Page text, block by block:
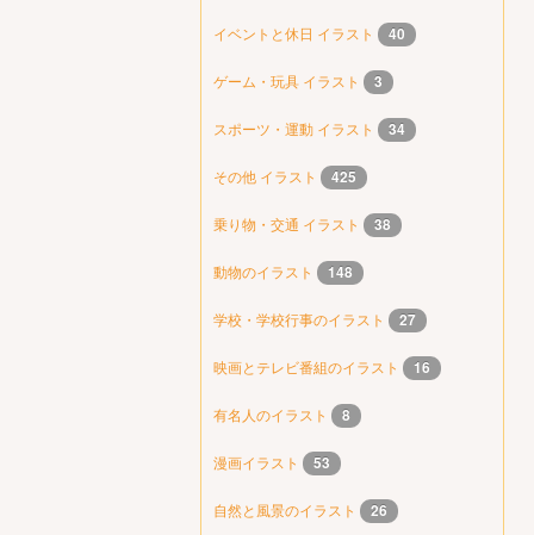
イベントと休日 イラスト 40
ゲーム・玩具 イラスト 3
スポーツ・運動 イラスト 34
その他 イラスト 425
乗り物・交通 イラスト 38
動物のイラスト 148
学校・学校行事のイラスト 27
映画とテレビ番組のイラスト 16
有名人のイラスト 8
漫画イラスト 53
自然と風景のイラスト 26